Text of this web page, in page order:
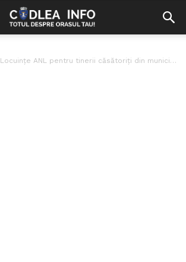
Locuințe ANL pentru tinerii căsătoriți din municipiul Codlea